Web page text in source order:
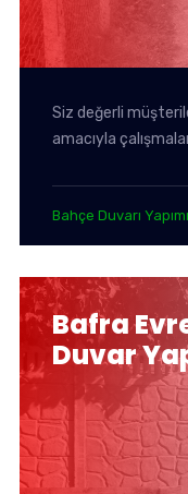
Siz değerli
amacıyla
Bahçe Duvarı Yapımı
Bafra
Duvar